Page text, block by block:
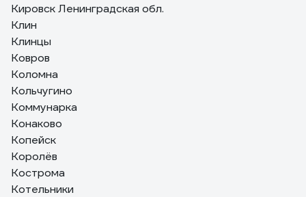
Кировск Ленинградская обл.
Клин
Клинцы
Ковров
Коломна
Кольчугино
Коммунарка
Конаково
Копейск
Королёв
Кострома
Котельники